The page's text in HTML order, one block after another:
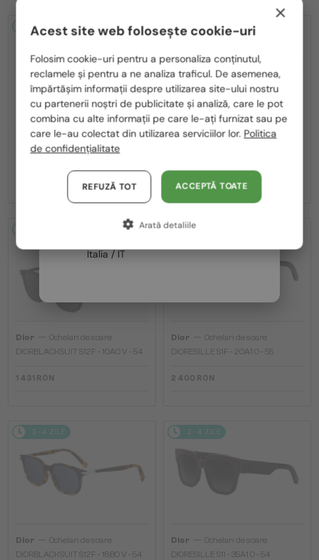
2-4 ZILE
Dior—Ochelari de soare
CDIOR S1F - 35A0 D - 56
2-4 ZILE
Dior—Ochelari de soare
Dior
Ochelari de soare
DIORBLACKSUIT S12F - 10A0 V - 54
1 431 RON
2-4 ZILE
Dior
Ochelari de soare
DIORESILLE S1F - 20A1 O - 55
2 400 RON
2-4 ZILE
Dior
Ochelari de soare
DIORBLACKSUIT S12F - 18B0 V - 54
2-4 ZILE
Dior
Ochelari de soare
DIORESILLE S1I - 35A1 O - 54
România / RO
Polska / PL
Magyarország / HU
United Arab Emirates / EN
Austria / AT
Germania / DE
Franța / FR
Italia / IT
×
Acest site web folosește cookie-uri
Folosim cookie-uri pentru a personaliza conținutul,
reclamele și pentru a ne analiza traficul. De asemenea,
împărtășim informații despre utilizarea site-ului nostru
cu partenerii noștri de publicitate și analiză, care le pot
combina cu alte informații pe care le-ați furnizat sau pe
care le-au colectat din utilizarea serviciilor lor. Politica
de confidențialitate
ACCEPTĂ TOATE
REFUZĂ TOT
Arată detaliile